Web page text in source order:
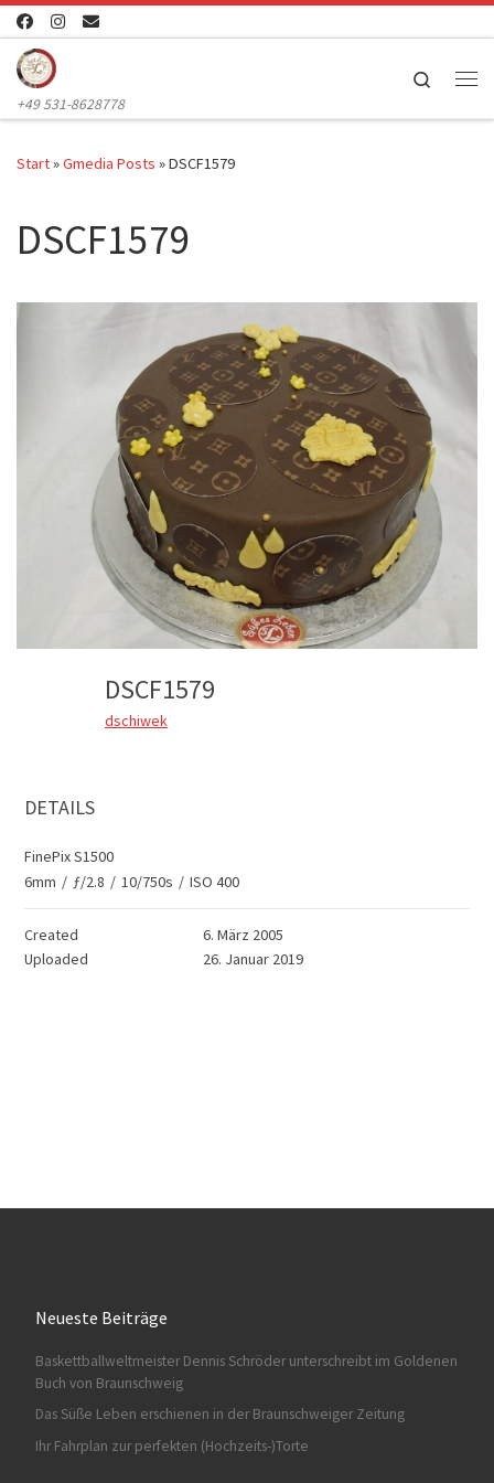
Zum Inhalt springen
+49 531-8628778
Search
Start»Gmedia Posts »DSCF1579
DSCF1579
DSCF1579
dschiwek
DETAILS
FinePix S1500
6mm / ƒ/2.8 / 10/750s / ISO 400
Created
6. März 2005
Uploaded
26. Januar 2019
Neueste Beiträge
Baskettballweltmeister Dennis Schröder unterschreibt im Goldenen
Buch von Braunschweig
Das Süße Leben erschienen in der Braunschweiger Zeitung
Ihr Fahrplan zur perfekten (Hochzeits-)Torte